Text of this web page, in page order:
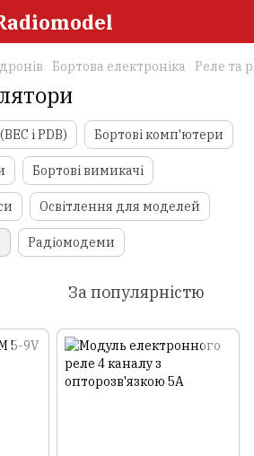
Бортова електроніка Реле та
і PDB) Бортові комп'ютери
Бортові вимикачі
Освітлення для моделей
Радіомодеми
За популярністю